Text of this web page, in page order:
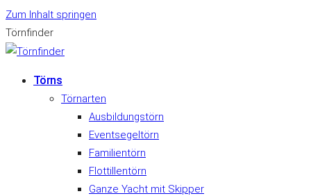
Zum Inhalt springen
Törnfinder
Törns
Törnarten
Ausbildungstörn
Eventsegeltörn
Familientörn
Flottillentörn
Ganze Yacht mit Skipper